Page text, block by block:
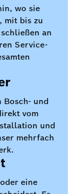
wo sie
mit bis zu
an
Service-
und
vom
und
mehrfach
eine